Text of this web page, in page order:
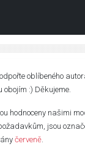
oblíbeného
obojím :) Děkujeme.
hodnoceny našimi
jsou
červeně.